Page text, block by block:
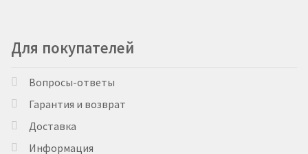
Для покупателей
Вопросы-ответы
Гарантия и возврат
Доставка
Информация